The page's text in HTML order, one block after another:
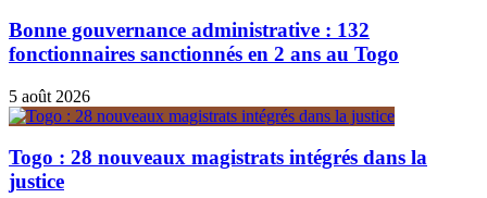
Bonne gouvernance administrative : 132
fonctionnaires sanctionnés en 2 ans au Togo
5 août 2026
Togo : 28 nouveaux magistrats intégrés dans la
justice